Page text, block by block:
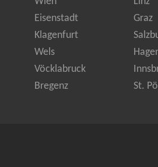
Eisenstadt
Graz
Klagenfurt
Wels
Vöcklabruck
Bregenz
St.